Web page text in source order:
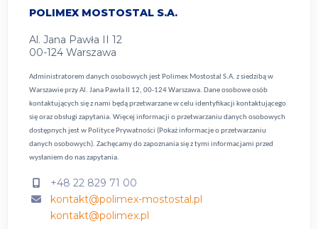
POLIMEX MOSTOSTAL S.A.
Al. Jana Pawła II 12
00-124 Warszawa
Administratorem danych osobowych jest Polimex Mostostal S.A. z siedzibą w
Warszawie przy Al. Jana Pawła II 12, 00-124 Warszawa. Dane osobowe osób
kontaktujących się z nami będą przetwarzane w celu identyfikacji kontaktującego
się oraz obsługi zapytania. Więcej informacji o przetwarzaniu danych osobowych
dostępnych jest w Polityce Prywatności (Pokaż informacje o przetwarzaniu
danych osobowych). Zachęcamy do zapoznania się z tymi informacjami przed
wysłaniem do nas zapytania.
+48 22 829 71 00
kontakt@polimex-mostostal.pl
kontakt@polimex.pl